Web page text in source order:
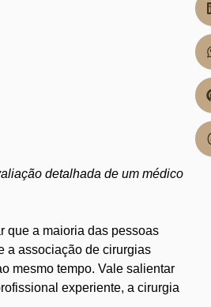
detalhada de um médico
que a maioria das pessoas
a associação de cirurgias
mesmo tempo. Vale salientar
experiente, a cirurgia